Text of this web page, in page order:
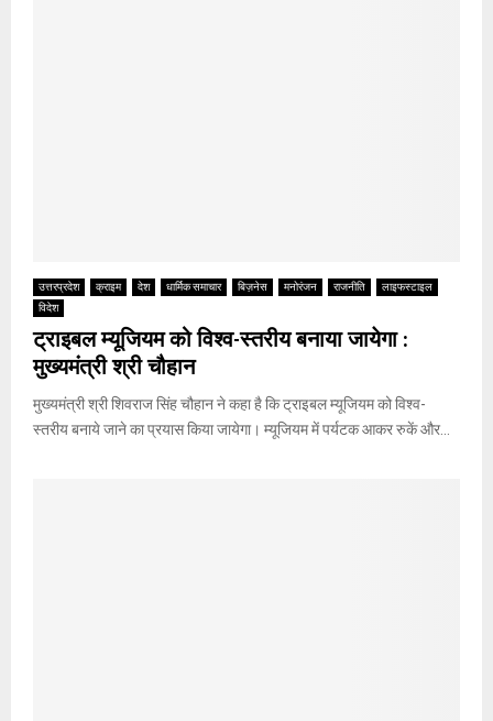
उत्तरप्रदेश क्राइम देश धार्मिक समाचार बिज़नेस मनोरंजन राजनीति
लाइफस्टाइल
विदेश
ट्राइबल म्यूजियम को विश्व-स्तरीय बनाया जायेगा :
मुख्यमंत्री श्री चौहान
मुख्यमंत्री श्री शिवराज सिंह चौहान ने कहा है कि ट्राइबल म्यूजियम को विश्व-
स्तरीय बनाये जाने का प्रयास किया जायेगा। म्यूजियम में पर्यटक आकर रुकें और...